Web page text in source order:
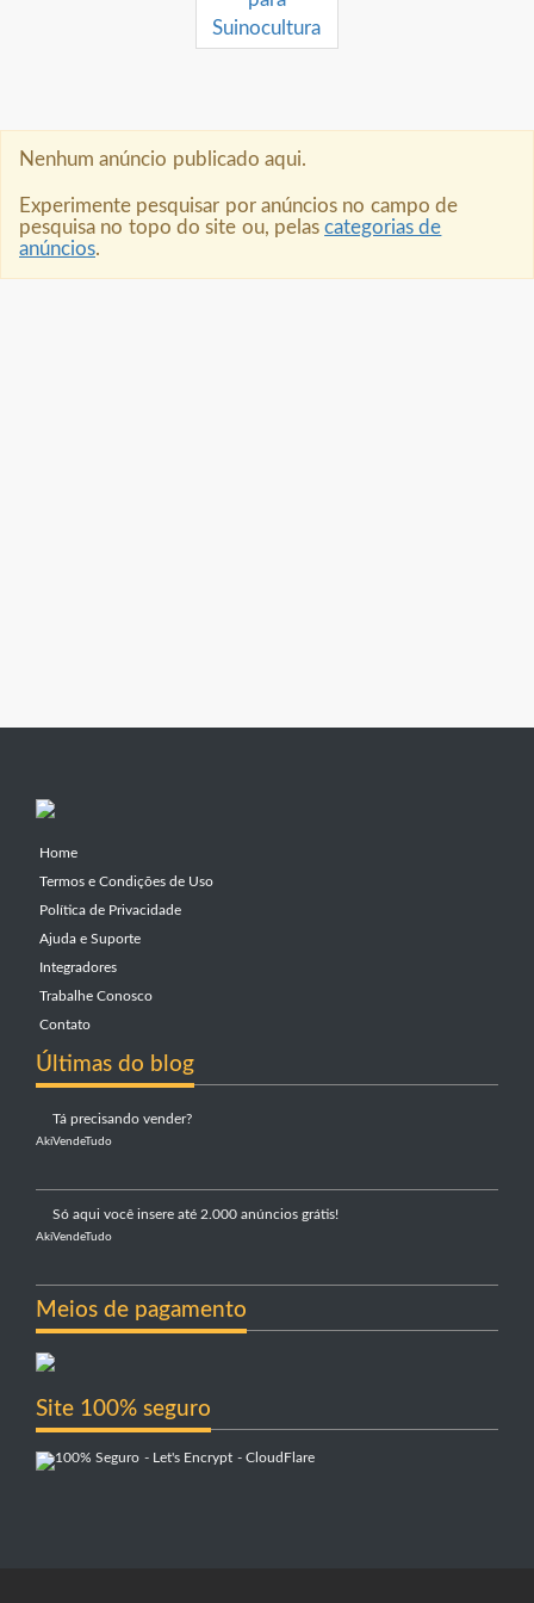
Nenhum anúncio publicado aqui.
Experimente pesquisar por anúncios no campo de
pesquisa no topo do site ou, pelascategorias de
anúncios.
Home
Termos e Condições de Uso
Política de Privacidade
Ajuda e Suporte
Integradores
Trabalhe Conosco
Contato
Últimas do blog
Tá precisando vender?
AkiVendeTudo
Só aqui você insere até 2.000 anúncios grátis!
AkiVendeTudo
Meios de pagamento
Site 100% seguro